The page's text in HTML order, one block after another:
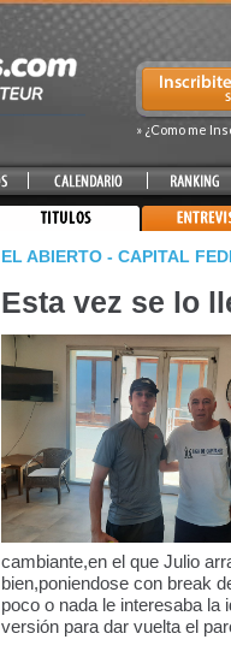
» ¿Como me
EL ABIERTO - CAPITAL
Esta vez se lo
cambiante,en el que Julio
bien,poniendose con break
poco o nada le interesaba
versión para dar vuelta el